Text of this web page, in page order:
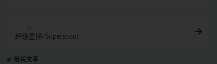
超级星探/Superscout
相关文章